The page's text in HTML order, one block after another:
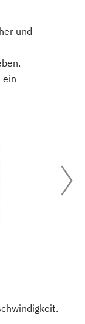
und
ein